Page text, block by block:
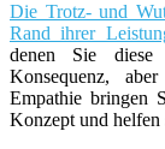
Die Trotz- und
Rand ihrer
denen Sie diese
Konsequenz,
Empathie bringen
Konzept und